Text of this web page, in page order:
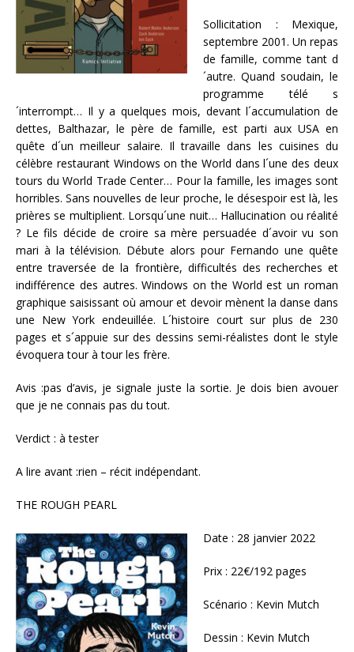
Sollicitation : Mexique,
septembre 2001. Un repas
de famille, comme tant d
´autre. Quand soudain, le
programme télé s
´interrompt… Il y a quelques mois, devant l´accumulation de
dettes, Balthazar, le père de famille, est parti aux USA en
quête d´un meilleur salaire. Il travaille dans les cuisines du
célèbre restaurant Windows on the World dans l´une des deux
tours du World Trade Center… Pour la famille, les images sont
horribles. Sans nouvelles de leur proche, le désespoir est là, les
prières se multiplient. Lorsqu´une nuit… Hallucination ou réalité
? Le fils décide de croire sa mère persuadée d´avoir vu son
mari à la télévision. Débute alors pour Fernando une quête
entre traversée de la frontière, difficultés des recherches et
indifférence des autres. Windows on the World est un roman
graphique saisissant où amour et devoir mènent la danse dans
une New York endeuillée. L´histoire court sur plus de 230
pages et s´appuie sur des dessins semi-réalistes dont le style
évoquera tour à tour les frère.
Avis :pas d’avis, je signale juste la sortie. Je dois bien avouer
que je ne connais pas du tout.
Verdict : à tester
A lire avant :rien – récit indépendant.
THE ROUGH PEARL
Date : 28 janvier 2022
Prix : 22€/192 pages
Scénario : Kevin Mutch
Dessin : Kevin Mutch